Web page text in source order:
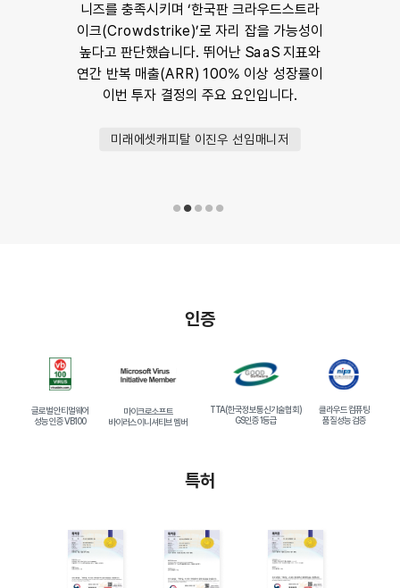
니즈를 충족시키며 ‘한국판 크라우드스트라
이크(Crowdstrike)’로 자리 잡을 가능성이
높다고 판단했습니다. 뛰어난 SaaS 지표와
연간 반복 매출(ARR) 100% 이상 성장률이
이번 투자 결정의 주요 요인입니다.
미래에셋캐피탈 이진우 선임매니저
인증
글로벌 안티멀웨어
성능 인증 VB100
마이크로소프트
바이러스이니셔티브 멤버
TTA(한국정보통신기술협회)
GS인증 1등급
클라우드 컴퓨팅
품질성능 검증
특허